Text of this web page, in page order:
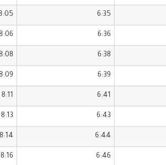
6:35
6:36
6:38
6:39
6:41
8:11
6:43
8:13
6:44
8:14
6:46
8:16